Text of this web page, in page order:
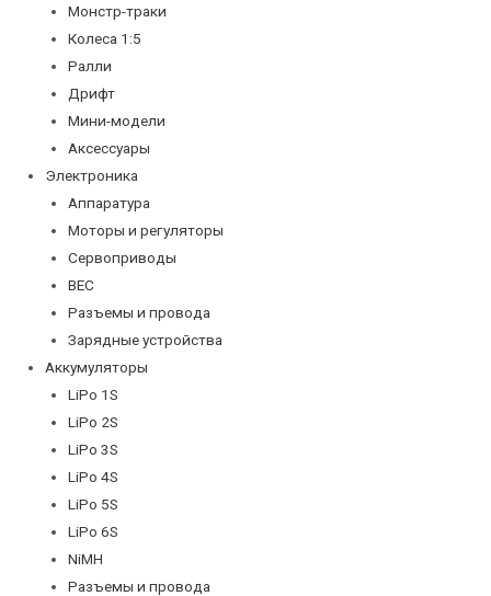
Монстр-траки
Колеса 1:5
Ралли
Дрифт
Мини-модели
Аксессуары
Электроника
Аппаратура
Моторы и регуляторы
Сервоприводы
BEC
Разъемы и провода
Зарядные устройства
Аккумуляторы
LiPo 1S
LiPo 2S
LiPo 3S
LiPo 4S
LiPo 5S
LiPo 6S
NiMH
Разъемы и провода